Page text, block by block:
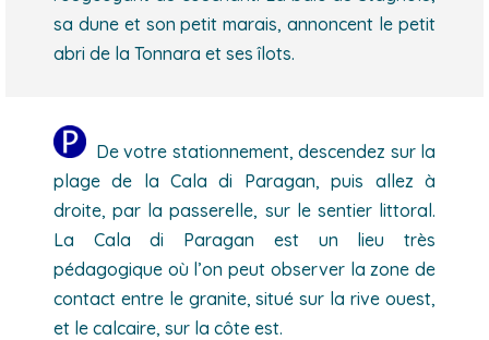
sa dune et son petit marais, annoncent le petit
abri de la Tonnara et ses îlots.
De votre stationnement, descendez sur la
plage de la Cala di Paragan, puis allez à
droite, par la passerelle, sur le sentier littoral.
La Cala di Paragan est un lieu très
pédagogique où l’on peut observer la zone de
contact entre le granite, situé sur la rive ouest,
et le calcaire, sur la côte est.